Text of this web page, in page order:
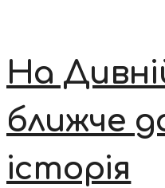
На
ближче
історія